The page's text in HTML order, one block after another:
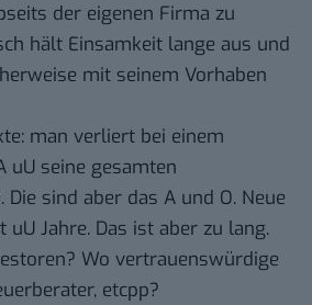
der eigenen Firma zu
hält Einsamkeit lange aus und
mit seinem Vorhaben
man verliert bei einem
uU seine gesamten
Die sind aber das A und O. Neue
uU Jahre. Das ist aber zu lang.
Wo vertrauenswürdige
etcpp?